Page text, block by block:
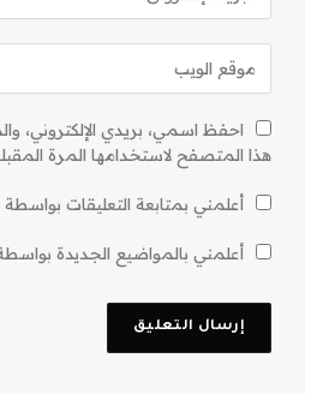
احفظ اسمي، بريدي الإلكتروني،
هذا المتصفح لاستخدامها المرة
أعلمني بمتابعة التعليقات بواسطة
أعلمني بالمواضيع الجديدة بواسطة